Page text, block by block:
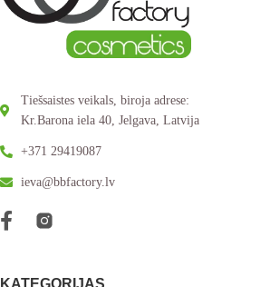
Tiešsaistes veikals, biroja adrese:
Kr.Barona iela 40, Jelgava, Latvija
+371 29419087
ieva@bbfactory.lv